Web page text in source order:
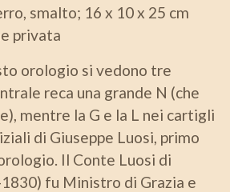
smalto; 16 x 10 x 25 cm
privata
orologio si vedono tre
reca una grande N (che
mentre la G e la L nei cartigli
di Giuseppe Luosi, primo
Il Conte Luosi di
fu Ministro di Grazia e